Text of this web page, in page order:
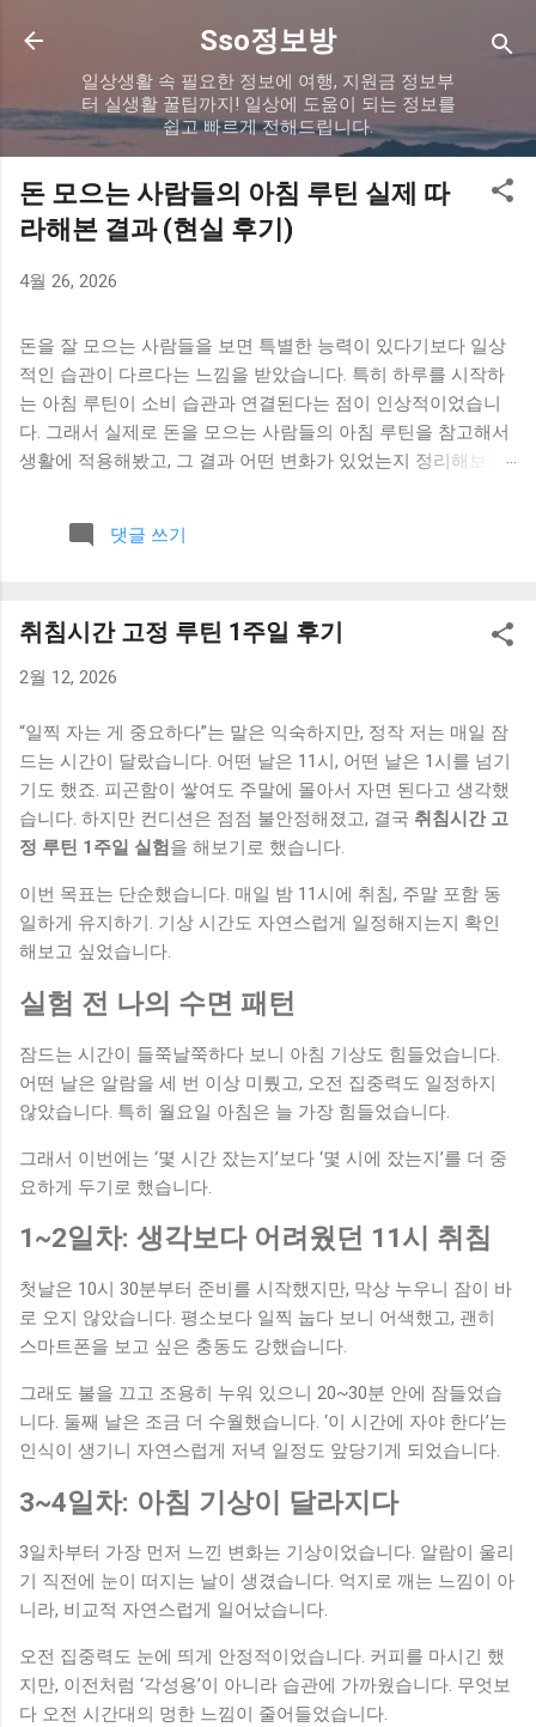
기본 콘텐츠로 건너뛰기
Sso정보방
일상생활 속 필요한 정보에 여행, 지원금 정보부
터 실생활 꿀팁까지! 일상에 도움이 되는 정보를
쉽고 빠르게 전해드립니다.
돈 모으는 사람들의 아침 루틴 실제 따
라해본 결과 (현실 후기)
4월 26, 2026
돈을 잘 모으는 사람들을 보면 특별한 능력이 있다기보다 일상
적인 습관이 다르다는 느낌을 받았습니다. 특히 하루를 시작하
는 아침 루틴이 소비 습관과 연결된다는 점이 인상적이었습니
다. 그래서 실제로 돈을 모으는 사람들의 아침 루틴을 참고해서
생활에 적용해봤고, 그 결과 어떤 변화가 있었는지 정리해보려
준비하고 바로 하루를 시작하는 패턴이었습니다. 여유가 없다
보니 계획 없이 하루를 보내는 경우가 많았고, 그만큼 소비도 즉
단하게 그날의 지출 계획을 세우는 습관을 만들었습니다. 큰 금
는 것이 중요했습니다. 이 과정을 통해 불필요한 소비를 사전에
줄일 수 있었습니다. 2. 계좌 잔액 확인하기 하루를 시작하면서
현재 계좌 잔액을 확인하는 습관을 만들었습니다. 단순한 행동
이지만 소비에 대한 인식을 높이는 데 도움이 됐습니다. 이 습관
하나만으로도 충동적인 소비가 줄어드는 효과가 있었습니다. 3.
커피 대신 집에서 준비하기 아침에 카페를 이용하던 습관을 줄
이고, 집에서 간단하게 음료를 준비하는 방식으로 바꿨습니다.
이 변화는 작은 것처럼 보였지만 꾸준히 이어지면서 지출을 줄
이는 데 도움이 됐습니다. 4. 소비 기준 한 번 더 생각하기 하루
를 시작하면서 “오늘 꼭 필요한 소비인가”를 한 번 더 생각하는
이는 데 효과가 있었습니다. 5. 짧은 정리 시간 만들기 아침에 5
정리되면서 불필요한 소비도 줄어드는 느낌이 있었습니다. 작
은 습관이지만 전체적인 생활 패턴에 영향을 주었습니다. 실제
변화 아침 루틴을 적용한 이후 가장 크게 느낀 변화는 소비에...
댓글 쓰기
취침시간 고정 루틴 1주일 후기
2월 12, 2026
“일찍 자는 게 중요하다”는 말은 익숙하지만, 정작 저는 매일 잠
드는 시간이 달랐습니다. 어떤 날은 11시, 어떤 날은 1시를 넘기
기도 했죠. 피곤함이 쌓여도 주말에 몰아서 자면 된다고 생각했
습니다. 하지만 컨디션은 점점 불안정해졌고, 결국 취침시간 고
정 루틴 1주일 실험 을 해보기로 했습니다.
이번 목표는 단순했습니다. 매일 밤 11시에 취침, 주말 포함 동
일하게 유지하기. 기상 시간도 자연스럽게 일정해지는지 확인
해보고 싶었습니다.
실험 전 나의 수면 패턴
잠드는 시간이 들쭉날쭉하다 보니 아침 기상도 힘들었습니다.
어떤 날은 알람을 세 번 이상 미뤘고, 오전 집중력도 일정하지
않았습니다. 특히 월요일 아침은 늘 가장 힘들었습니다.
그래서 이번에는 ‘몇 시간 잤는지’보다 ‘몇 시에 잤는지’를 더 중
요하게 두기로 했습니다.
1~2일차: 생각보다 어려웠던 11시 취침
첫날은 10시 30분부터 준비를 시작했지만, 막상 누우니 잠이 바
로 오지 않았습니다. 평소보다 일찍 눕다 보니 어색했고, 괜히
스마트폰을 보고 싶은 충동도 강했습니다.
그래도 불을 끄고 조용히 누워 있으니 20~30분 안에 잠들었습
니다. 둘째 날은 조금 더 수월했습니다. ‘이 시간에 자야 한다’는
인식이 생기니 자연스럽게 저녁 일정도 앞당기게 되었습니다.
3~4일차: 아침 기상이 달라지다
3일차부터 가장 먼저 느낀 변화는 기상이었습니다. 알람이 울리
기 직전에 눈이 떠지는 날이 생겼습니다. 억지로 깨는 느낌이 아
니라, 비교적 자연스럽게 일어났습니다.
오전 집중력도 눈에 띄게 안정적이었습니다. 커피를 마시긴 했
지만, 이전처럼 ‘각성용’이 아니라 습관에 가까웠습니다. 무엇보
다 오전 시간대의 멍한 느낌이 줄어들었습니다.